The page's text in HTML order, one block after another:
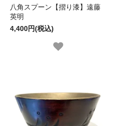
八角スプーン【摺り漆】遠藤
英明
4,400円(税込)